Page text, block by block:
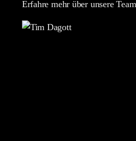
Erfahre mehr über unsere